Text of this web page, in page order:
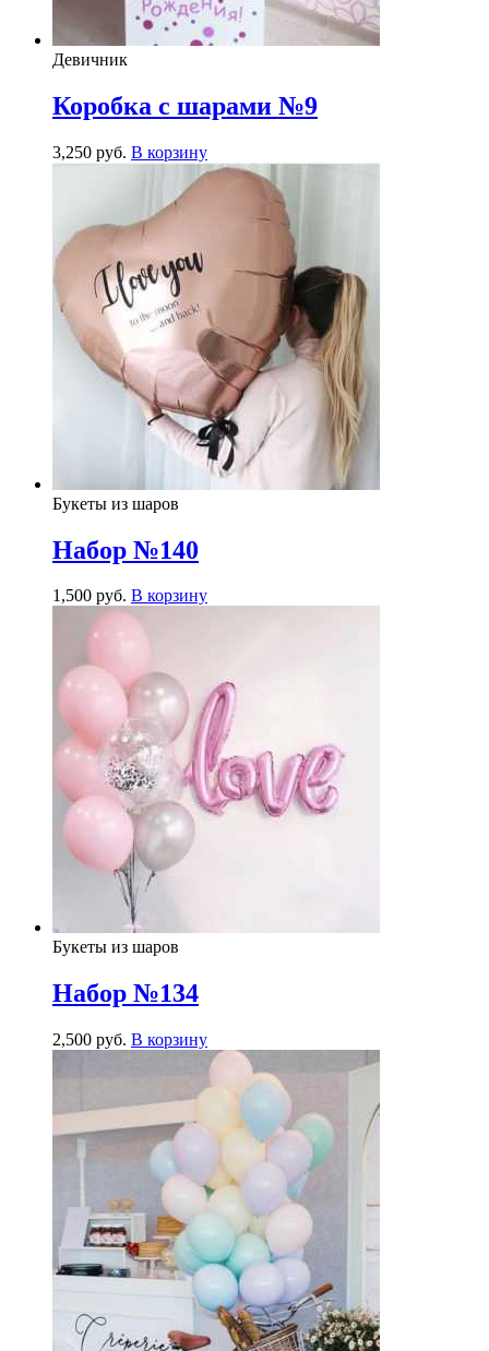
Девичник
Коробка с шарами №9
3,250 руб. В корзину
Букеты из шаров
Набор №140
1,500 руб. В корзину
Букеты из шаров
Набор №134
2,500 руб. В корзину